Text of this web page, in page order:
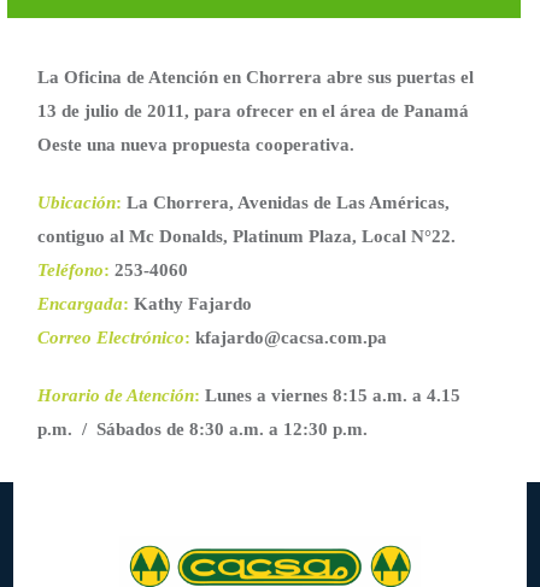
La Oficina de Atención en Chorrera abre sus puertas el
13 de julio de 2011, para ofrecer en el área de Panamá
Oeste una nueva propuesta cooperativa.
Ubicación:La Chorrera, Avenidas de Las Américas,
contiguo al Mc Donalds, Platinum Plaza, Local N°22.
Teléfono: 253-4060
Encargada: Kathy Fajardo
Correo Electrónico: kfajardo@cacsa.com.pa
Horario de Atención:Lunes a viernes 8:15 a.m. a 4.15
p.m. / Sábados de 8:30 a.m. a 12:30 p.m.